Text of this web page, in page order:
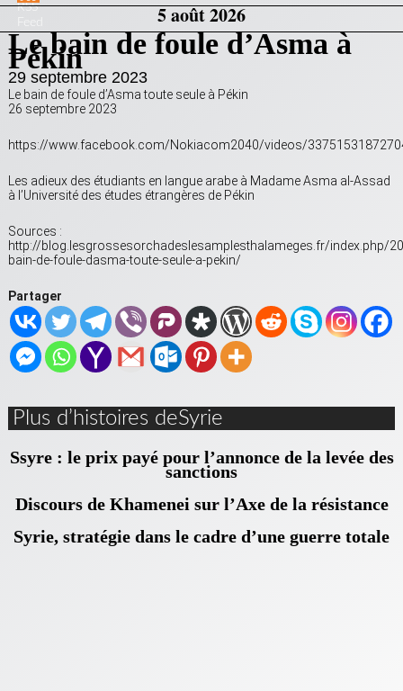
RSS
5 août 2026
Le bain de foule d’Asma à
Pékin
29 septembre 2023
Le bain de foule d’Asma toute seule à Pékin
26 septembre 2023
https://www.facebook.com/Nokiacom2040/videos/
Les adieux des étudiants en langue arabe à Madame Asma al-Assad
à l’Université des études étrangères de Pékin
Sources :
http://blog.lesgrossesorchadeslesamplesthalameges.fr/index.php/
bain-de-foule-dasma-toute-seule-a-pekin/
Partager
Plus d’histoires deSyrie
Ssyre : le prix payé pour l’annonce de la levée des
sanctions
Discours de Khamenei sur l’Axe de la résistance
Syrie, stratégie dans le cadre d’une guerre totale